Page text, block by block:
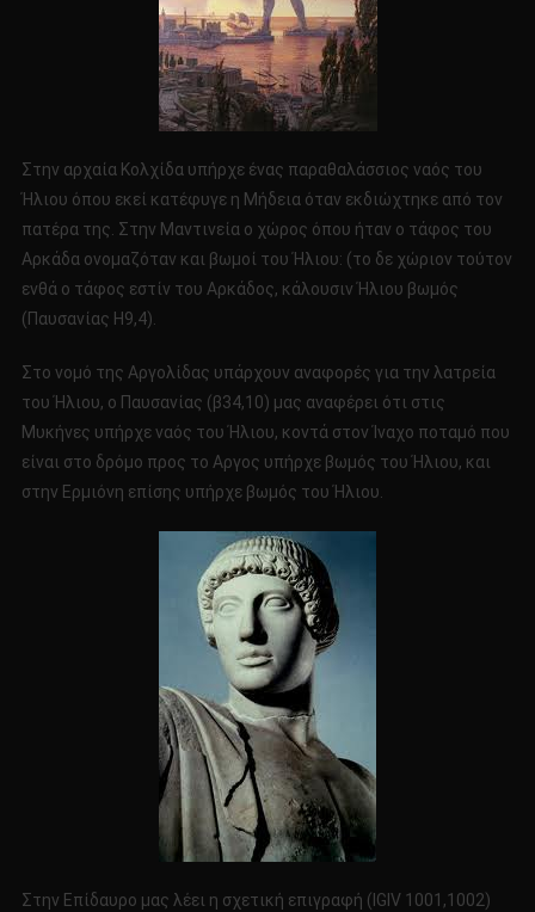
Στην αρχαία Κολχίδα υπήρχε ένας παραθαλάσσιος ναός του
Ήλιου όπου εκεί κατέφυγε η Μήδεια όταν εκδιώχτηκε από τον
πατέρα της. Στην Μαντινεία ο χώρος όπου ήταν ο τάφος του
Αρκάδα ονομαζόταν και βωμοί του Ήλιου: (το δε χώριον τούτον
ενθά ο τάφος εστίν του Αρκάδος, κάλουσιν Ήλιου βωμός
(Παυσανίας Η9,4).
Στο νομό της Αργολίδας υπάρχουν αναφορές για την λατρεία
του Ήλιου, ο Παυσανίας (β34,10) μας αναφέρει ότι στις
Μυκήνες υπήρχε ναός του Ήλιου, κοντά στον Ίναχο ποταμό που
είναι στο δρόμο προς το Αργος υπήρχε βωμός του Ήλιου, και
στην Ερμιόνη επίσης υπήρχε βωμός του Ήλιου.
Στην Επίδαυρο μας λέει η σχετική επιγραφή (ΙGIV 1001,1002)